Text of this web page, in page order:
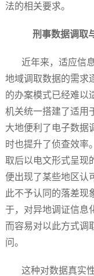
法的相关要求。
刑事数据调取
近年来，适应信
地域调取数据的需求
的办案模式已经难以
机关统一搭建了适用
大地便利了电子数据
时也提升了侦查效率
取后以电文形式呈现
便出现了某些地区认
此不予认同的落差现
于，对异地调证信息
而容易对以此方式调
问。
这种对数据真实